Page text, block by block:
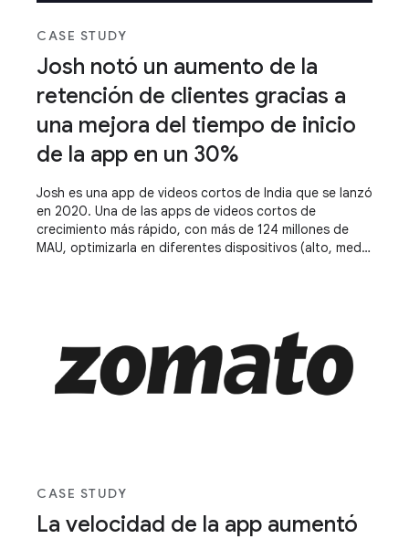
CASE STUDY
Josh notó un aumento de la
retención de clientes gracias a
una mejora del tiempo de inicio
de la app en un 30%
Josh es una app de videos cortos de India que se lanzó
en 2020. Una de las apps de videos cortos de
crecimiento más rápido, con más de 124 millones de
MAU, optimizarla en diferentes dispositivos (alto, medio
CASE STUDY
La velocidad de la app aumentó